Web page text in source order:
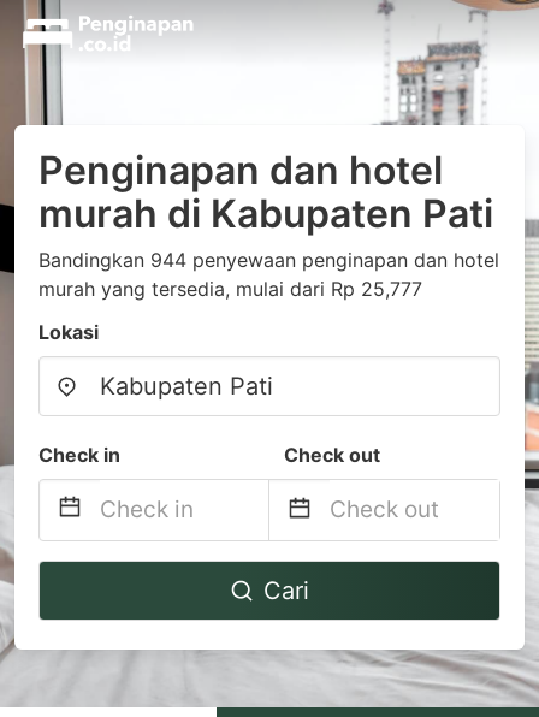
Penginapan dan hotel
murah di Kabupaten Pati
Bandingkan 944 penyewaan penginapan dan hotel
murah yang tersedia, mulai dari Rp 25,777
Lokasi
Check in Check out
Navigate
to
with
Navigate
to
interact
with
Cari